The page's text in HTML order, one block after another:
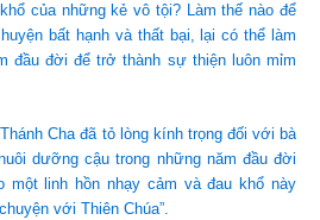
của những kẻ vô tội? Làm thế nào để
bất hạnh và thất bại, lại có thể làm
đầu đời để trở thành sự thiện luôn mỉm
Cha đã tỏ lòng kính trọng đối với bà
dưỡng cậu trong những năm đầu đời
một linh hồn nhạy cảm và đau khổ này
với Thiên Chúa”.